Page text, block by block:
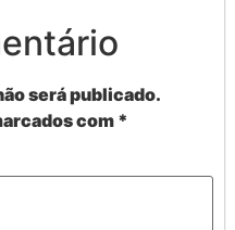
será publicado.
com *